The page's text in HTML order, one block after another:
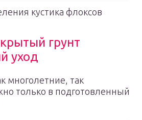
кустика флоксов
грунт
уход
многолетние, так
только в подготовленный